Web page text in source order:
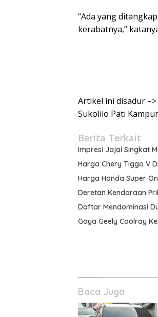
“Ada yang
kerabatnya,”
Artikel ini disadur
Sukolilo Pati
Berita Terkait
Impresi Jajal Singkat
Harga Chery Tiggo V
Harga Honda Super
Deretan Kendaraan
Daftar Mendominasi
Gaya Geely Coolray
Baca Juga